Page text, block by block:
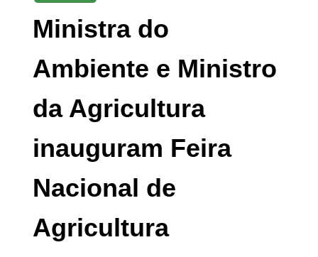
Ministra do
Ambiente e Ministro
da Agricultura
inauguram Feira
Nacional de
Agricultura